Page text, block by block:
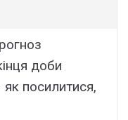
доби
посилитися,